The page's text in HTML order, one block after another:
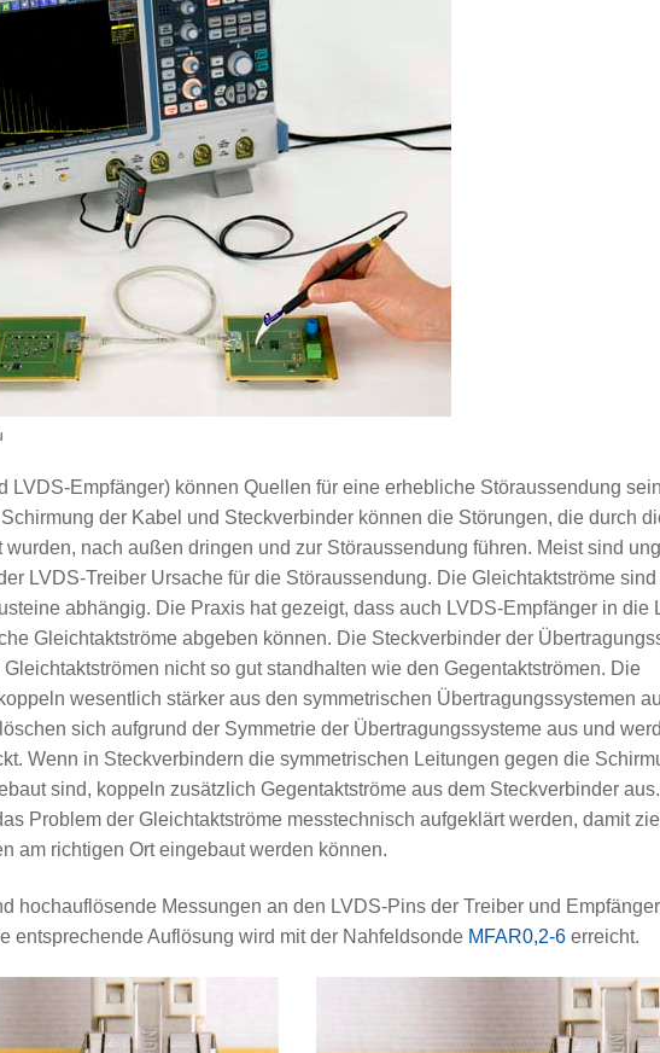
LVDS-Empfänger) können Quellen für eine erhebliche Störaussendung
der Kabel und Steckverbinder können die Störungen, die durch
wurden, nach außen dringen und zur Störaussendung führen. Meist sind
LVDS-Treiber Ursache für die Störaussendung. Die Gleichtaktströme
abhängig. Die Praxis hat gezeigt, dass auch LVDS-Empfänger in die
Gleichtaktströme abgeben können. Die Steckverbinder der
nicht so gut standhalten wie den Gegentaktströmen. Die
wesentlich stärker aus den symmetrischen Übertragungssystemen
sich aufgrund der Symmetrie der Übertragungssysteme aus und
Wenn in Steckverbindern die symmetrischen Leitungen gegen die
sind, koppeln zusätzlich Gegentaktströme aus dem Steckverbinder
Problem der Gleichtaktströme messtechnisch aufgeklärt werden, damit
am richtigen Ort eingebaut werden können.
hochauflösende Messungen an den LVDS-Pins der Treiber und Empfänger
entsprechende Auflösung wird mit der Nahfeldsonde MFAR0,2-6 erreicht.